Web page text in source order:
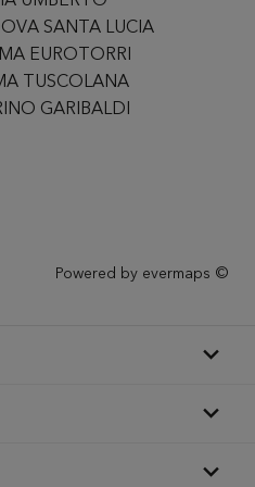
SANTA LUCIA
EUROTORRI
TUSCOLANA
GARIBALDI
Powered by evermaps ©